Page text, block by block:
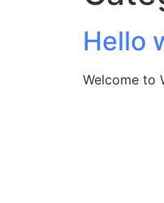
Hello
Welcome to